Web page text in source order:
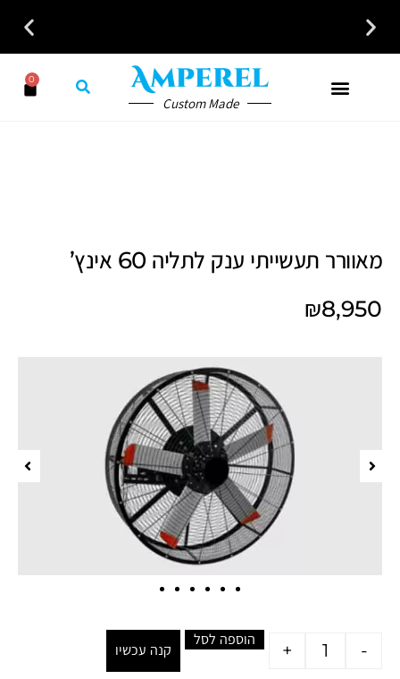
כל פתרונות האוורור והחימום במקום אחד לבית לעסק ולמשרד
Custom Made
0
מאוורר תעשייתי ענק לתליה 60 אינץ’
₪8,950
-
+
הוספה לסל
קנה עכשיו